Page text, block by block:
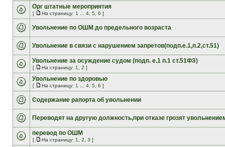
Орг штатные мероприятия
[ На страницу: 1 4 5 6 ]
Увольнение по ОШМ до предельного возраста
Увольнение в связи с нарушением запретов(подп.е.1,п.2,ст.51)
Увольнение за осуждение судом (подп. е.1 п.1 ст.51ФЗ)
[ На страницу: 1 2 ]
Увольнение по здоровью
[ На страницу: 1 4 5 6 ]
Содержание рапорта об увольнении
Переводят на другую должность,при отказе грозят
перевод по ОШМ
[ На страницу: 1 2 3 ]